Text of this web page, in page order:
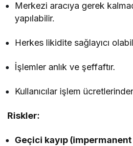
Merkezi aracıya gerek
yapılabilir.
Herkes likidite sağlayıcı
İşlemler anlık ve şeffaftır.
Kullanıcılar işlem
Riskler:
Geçici kayıp